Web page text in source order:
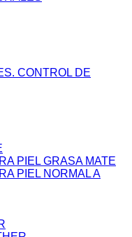
CONTROL DE
PIEL GRASA MATE
PIEL NORMAL A